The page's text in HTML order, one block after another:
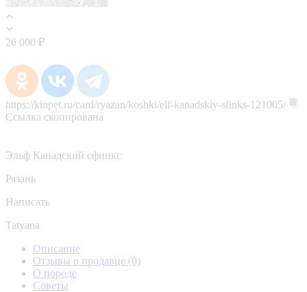
26 000 ₽
https://kinpet.ru/card/ryazan/koshki/elf-kanadskiy-sfinks-121005/
Ссылка скопирована
Эльф Канадский сфинкс
Рязань
Написать
Tatyana
Описание
Отзывы о продавце (0)
О породе
Советы